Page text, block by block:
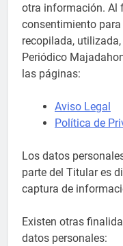
otra información. Al
consentimiento
recopilada,
Periódico
las páginas:
Aviso Legal
Política de
Los datos
parte del Titular es
captura de
Existen otras
datos personales: